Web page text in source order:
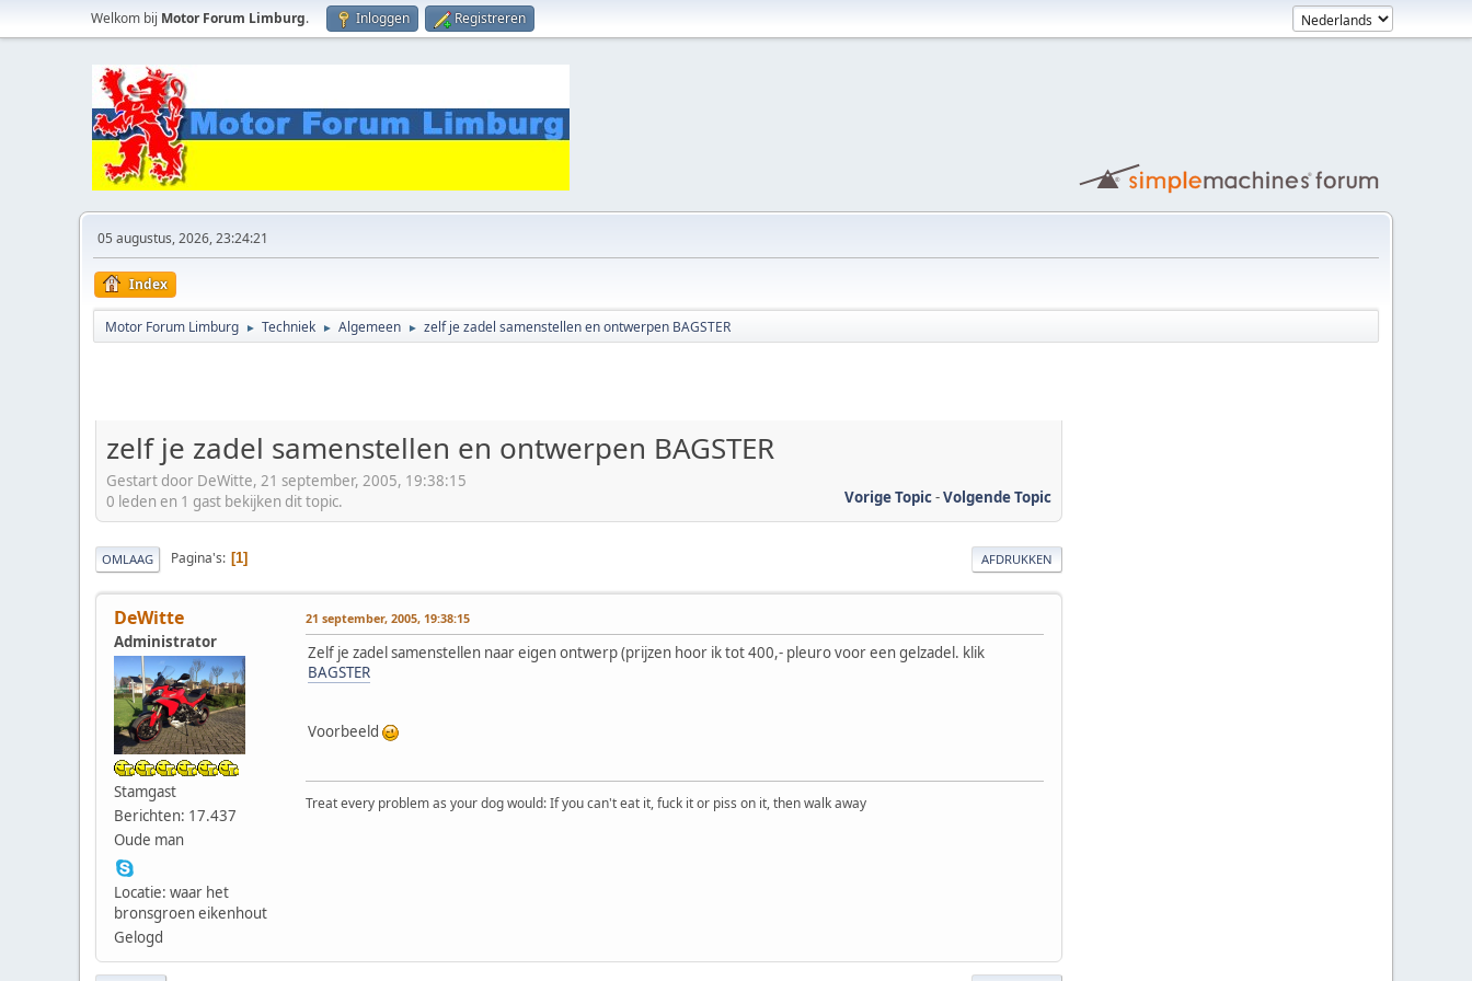
Welkom bij Motor Forum Limburg. Inloggen Registreren
05 augustus, 2026, 23:24:21
Index
Motor Forum Limburg ► Techniek ► Algemeen ► zelf je zadel samenstellen en ontwerpen BAGSTER
zelf je zadel samenstellen en ontwerpen BAGSTER
Gestart door DeWitte, 21 september, 2005, 19:38:15
Vorige Topic-Volgende Topic
0 leden en 1 gast bekijken dit topic.
AFDRUKKEN
OMLAAG Pagina's 1
DeWitte
Administrator
Stamgast
Berichten: 17.437
Oude man
Locatie: waar het
bronsgroen eikenhout
Gelogd
21 september, 2005, 19:38:15
Zelf je zadel samenstellen naar eigen ontwerp (prijzen hoor ik tot 400,- pleuro voor een gelzadel. klik
BAGSTER
Voorbeeld
Treat every problem as your dog would: If you can't eat it, fuck it or piss on it, then walk away